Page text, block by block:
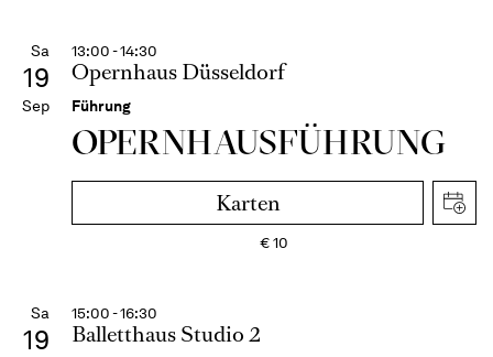
Sa
19
Sep
13:00 - 14:30
Opernhaus Düsseldorf
Führung
OPERN­HAUS­FÜH­RUNG
Karten
€10
Sa
19
15:00 - 16:30
Balletthaus Studio 2